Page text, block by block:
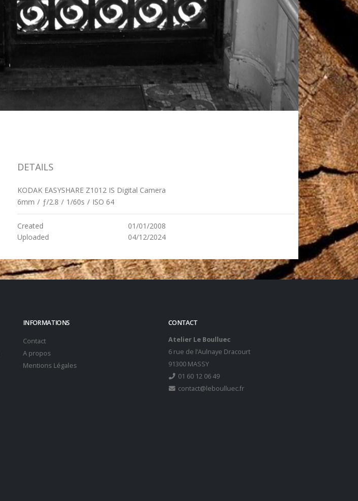
DETAILS
KODAK EASYSHARE Z1012 IS Digital Camera
6mm / ƒ/2.8 / 1/60s / ISO 64
Created
01/01/2008
Uploaded
04/12/2024
INFORMATIONS
Contact
A propos
Mentions Légales
CONTACT
Atelier Le Boulluec
6 rue de l’Aulnaye Dracourt
91300 MASSY
01 60 12 06 49
contact@leboulluec.fr